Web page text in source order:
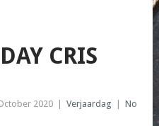
CRIS
2020 Verjaardag
No